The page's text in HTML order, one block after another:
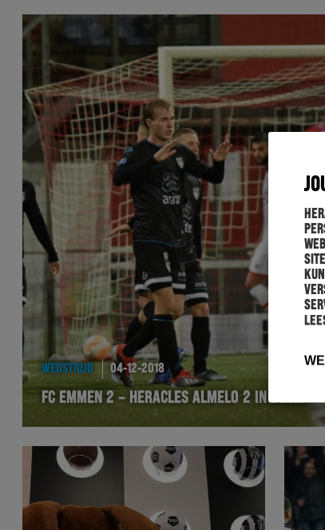
WEDSTRIJD 04-12-2018
FC EMMEN 2 – HERACLES ALMELO 2 IN BEELD